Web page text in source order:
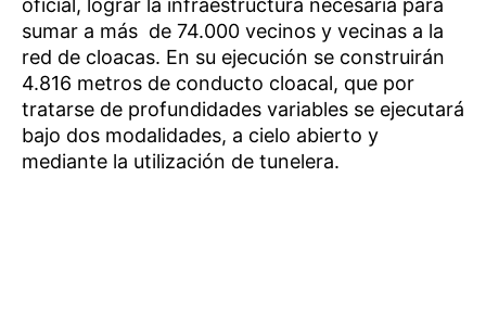
oficial, lograr la infraestructura necesaria para
sumar a más de 74.000 vecinos y vecinas a la
red de cloacas. En su ejecución se construirán
4.816 metros de conducto cloacal, que por
tratarse de profundidades variables se ejecutará
bajo dos modalidades, a cielo abierto y
mediante la utilización de tunelera.